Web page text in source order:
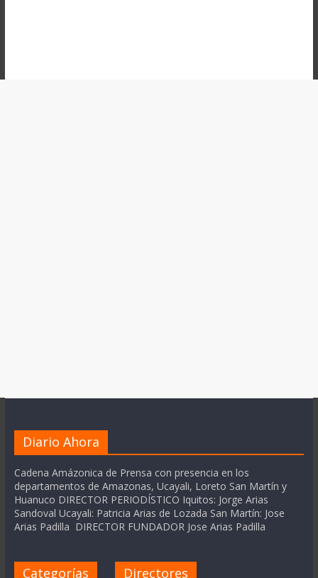
Diario Ahora
Cadena Amázonica de Prensa con presencia en los
departamentos de Amazonas, Ucayali, Loreto San Martín y
Huanuco DIRECTOR PERIODÍSTICO Iquitos: Jorge Arias
Sandoval Ucayali: Patricia Arias de Lozada San Martín: Jose
Arias Padilla DIRECTOR FUNDADOR Jose Arias Padilla
Categorías Directores